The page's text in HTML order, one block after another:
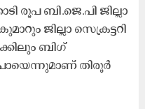
രൂപ ബി.ജെ.പി ജില്ലാ
ജില്ലാ സെക്രട്ടറി
ബിഗ്
തിരൂർ